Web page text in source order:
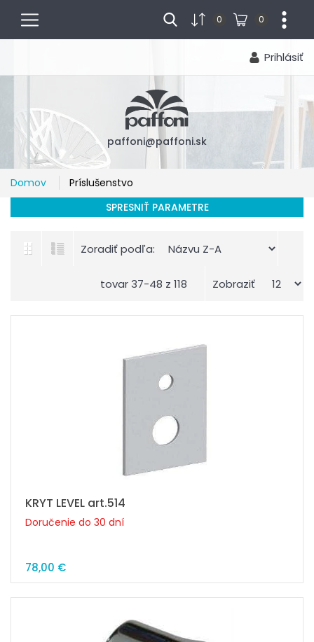
Prihlásiť
paffoni@paffoni.sk
menu 0 0
Domov
Príslušenstvo
SPRESNIŤ PARAMETRE
Zoradiť podľa:
tovar 37-48 z 118 Zobraziť
KRYT LEVEL art.514
Doručenie do 30 dní
78,00 €